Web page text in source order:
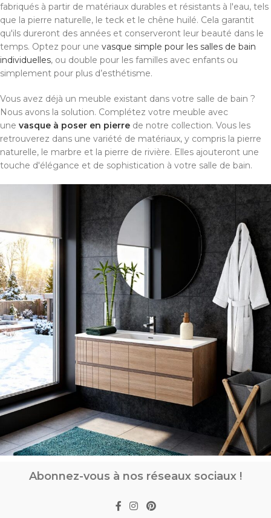
fabriqués à partir de matériaux durables et résistants à l'eau, tels
que la pierre naturelle, le teck et le chêne huilé. Cela garantit
qu'ils dureront des années et conserveront leur beauté dans le
temps. Optez pour une vasque simple pour les salles de bain
individuelles, ou double pour les familles avec enfants ou
simplement pour plus d’esthétisme.
Vous avez déjà un meuble existant dans votre salle de bain ?
Nous avons la solution. Complétez votre meuble avec
une vasque à poser en pierre de notre collection. Vous les
retrouverez dans une variété de matériaux, y compris la pierre
naturelle, le marbre et la pierre de rivière. Elles ajouteront une
touche d'élégance et de sophistication à votre salle de bain.
Abonnez-vous à nos réseaux sociaux !